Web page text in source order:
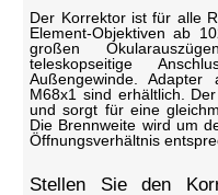
Der Korrektor ist für alle
Element-Objektiven ab
großen
teleskopseitige
Außengewinde.
M68x1 sind erhältlich.
und sorgt für eine
Die Brennweite wird um
Öffnungsverhältnis
Stellen Sie den